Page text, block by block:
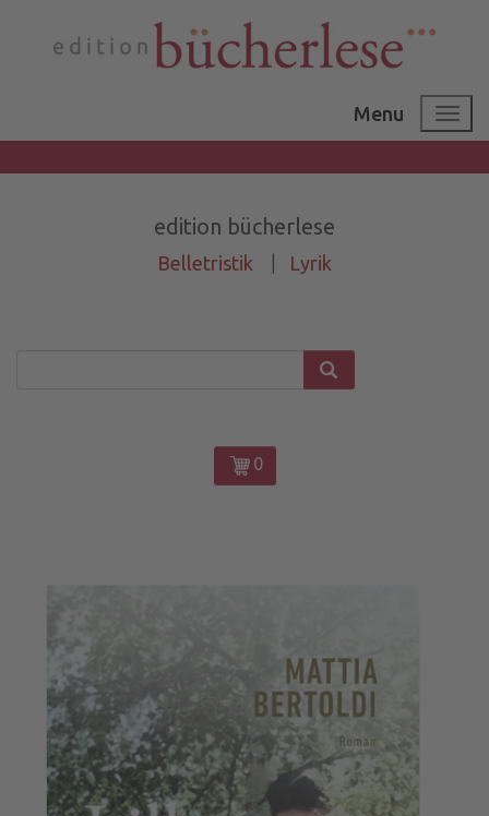
Menu
edition bücherlese
Belletristik Lyrik
0